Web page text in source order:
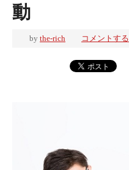
動
by the-rich コメントする